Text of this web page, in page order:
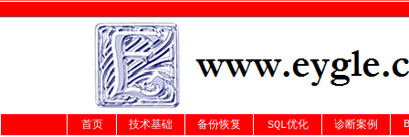
首页 技术基础 备份恢复 SQL优化 诊断案例